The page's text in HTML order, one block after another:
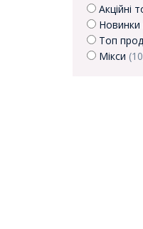
Акційні
Новинки
Топ
Мікси